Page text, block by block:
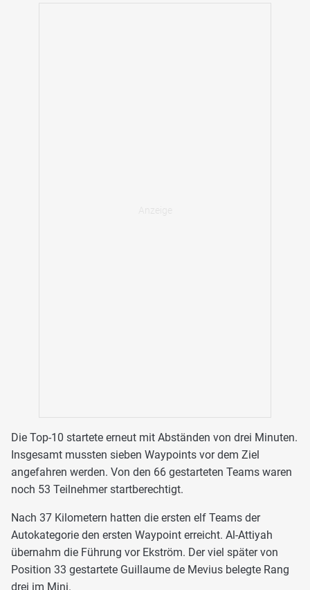
Die Top-10 startete erneut mit Abständen von drei Minuten.
Insgesamt mussten sieben Waypoints vor dem Ziel
angefahren werden. Von den 66 gestarteten Teams waren
noch 53 Teilnehmer startberechtigt.
Nach 37 Kilometern hatten die ersten elf Teams der
Autokategorie den ersten Waypoint erreicht. Al-Attiyah
übernahm die Führung vor Ekström. Der viel später von
Position 33 gestartete Guillaume de Mevius belegte Rang
drei im Mini.